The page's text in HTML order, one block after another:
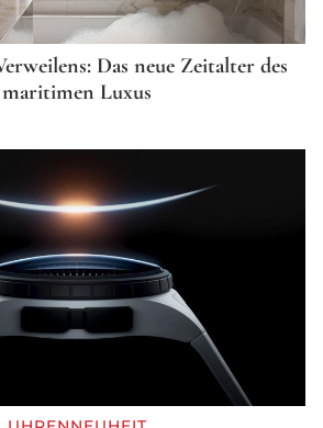
Das neue Zeitalter des
maritimen Luxus